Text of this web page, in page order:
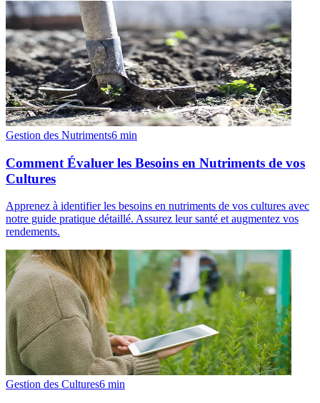
Gestion des Nutriments6 min
Comment Évaluer les Besoins en Nutriments de vos
Cultures
Apprenez à identifier les besoins en nutriments de vos cultures avec
notre guide pratique détaillé. Assurez leur santé et augmentez vos
rendements.
Gestion des Cultures6 min